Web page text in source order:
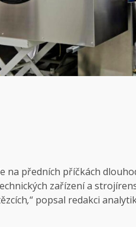
na předních příčkách
zařízení a
,“ popsal redakci